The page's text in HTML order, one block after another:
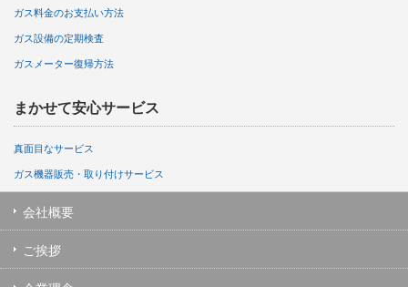
ガス料金のお支払い方法
ガス設備の定期検査
ガスメーター復帰方法
まかせて安心サービス
真面目なサービス
ガス機器販売・取り付けサービス
会社概要
ご挨拶